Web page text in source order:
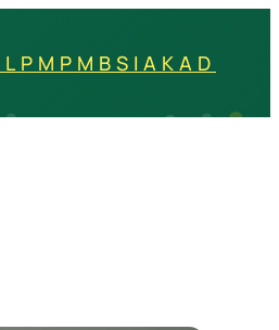
LPM PMB SIAKAD